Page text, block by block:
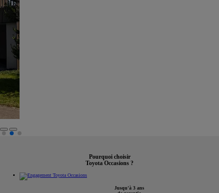
Pourquoi choisir
Toyota Occasions ?
Jusqu'à 3 ans